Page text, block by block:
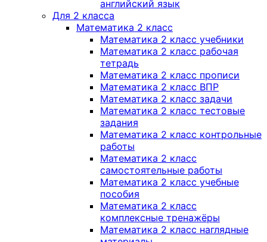
английский язык
Для 2 класса
Математика 2 класс
Математика 2 класс учебники
Математика 2 класс рабочая
тетрадь
Математика 2 класс прописи
Математика 2 класс ВПР
Математика 2 класс задачи
Математика 2 класс тестовые
задания
Математика 2 класс контрольные
работы
Математика 2 класс
самостоятельные работы
Математика 2 класс учебные
пособия
Математика 2 класс
комплексные тренажёры
Математика 2 класс наглядные